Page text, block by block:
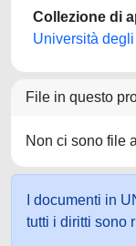
Collezione di
Università
File in questo
Non ci sono file
I documenti in
tutti i diritti sono